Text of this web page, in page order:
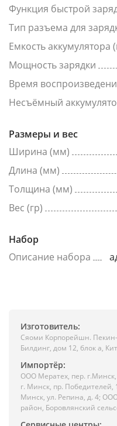
Функция быстрой
Тип разъема для
Емкость аккумулятора
Мощность зарядки
Время
Несъёмный
Размеры и вес
Ширина (мм)
Длина (мм)
Толщина (мм)
Вес (гр)
Набор
Описание набора
Изготовитель:
Сяоми Корпорейшн. Пекин-
Билдинг, дом 12, блок а,
Импортёр:
ООО Мератех, пер.
г. Минск, пр.
Минск, ул. Репина, д. 4;
район, Боровлянский